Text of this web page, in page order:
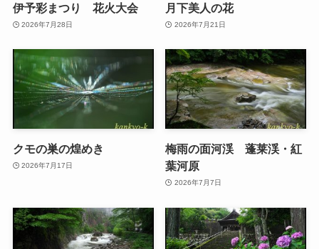
伊予彩まつり 花火大会
2026年7月28日
月下美人の花
2026年7月21日
クモの巣の煌めき
2026年7月17日
梅雨の面河渓 蓬莱渓・紅
葉河原
2026年7月7日